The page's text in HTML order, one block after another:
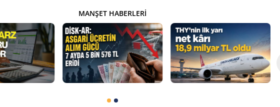
MANŞET HABERLERI